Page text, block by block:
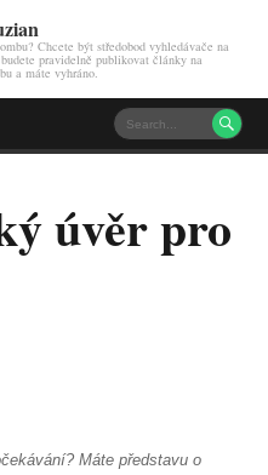
Chcete být středobod vyhledávače na
pravidelně publikovat články na
a máte vyhráno.

úvěr pro
Máte představu o